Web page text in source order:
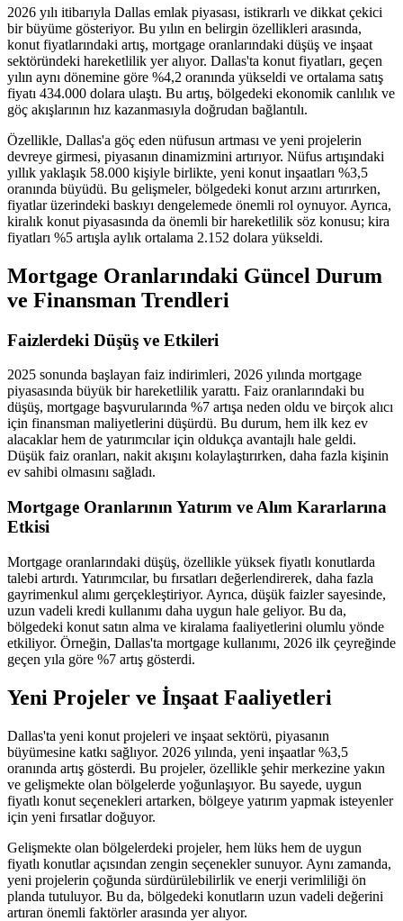
2026 yılı itibarıyla Dallas emlak piyasası, istikrarlı ve dikkat çekici
bir büyüme gösteriyor. Bu yılın en belirgin özellikleri arasında,
konut fiyatlarındaki artış, mortgage oranlarındaki düşüş ve inşaat
sektöründeki hareketlilik yer alıyor. Dallas'ta konut fiyatları, geçen
yılın aynı dönemine göre %4,2 oranında yükseldi ve ortalama satış
fiyatı 434.000 dolara ulaştı. Bu artış, bölgedeki ekonomik canlılık ve
göç akışlarının hız kazanmasıyla doğrudan bağlantılı.
Özellikle, Dallas'a göç eden nüfusun artması ve yeni projelerin
devreye girmesi, piyasanın dinamizmini artırıyor. Nüfus artışındaki
yıllık yaklaşık 58.000 kişiyle birlikte, yeni konut inşaatları %3,5
oranında büyüdü. Bu gelişmeler, bölgedeki konut arzını artırırken,
fiyatlar üzerindeki baskıyı dengelemede önemli rol oynuyor. Ayrıca,
kiralık konut piyasasında da önemli bir hareketlilik söz konusu; kira
fiyatları %5 artışla aylık ortalama 2.152 dolara yükseldi.
Mortgage Oranlarındaki Güncel Durum
ve Finansman Trendleri
Faizlerdeki Düşüş ve Etkileri
2025 sonunda başlayan faiz indirimleri, 2026 yılında mortgage
piyasasında büyük bir hareketlilik yarattı. Faiz oranlarındaki bu
düşüş, mortgage başvurularında %7 artışa neden oldu ve birçok alıcı
için finansman maliyetlerini düşürdü. Bu durum, hem ilk kez ev
alacaklar hem de yatırımcılar için oldukça avantajlı hale geldi.
Düşük faiz oranları, nakit akışını kolaylaştırırken, daha fazla kişinin
ev sahibi olmasını sağladı.
Mortgage Oranlarının Yatırım ve Alım Kararlarına
Etkisi
Mortgage oranlarındaki düşüş, özellikle yüksek fiyatlı konutlarda
talebi artırdı. Yatırımcılar, bu fırsatları değerlendirerek, daha fazla
gayrimenkul alımı gerçekleştiriyor. Ayrıca, düşük faizler sayesinde,
uzun vadeli kredi kullanımı daha uygun hale geliyor. Bu da,
bölgedeki konut satın alma ve kiralama faaliyetlerini olumlu yönde
etkiliyor. Örneğin, Dallas'ta mortgage kullanımı, 2026 ilk çeyreğinde
geçen yıla göre %7 artış gösterdi.
Yeni Projeler ve İnşaat Faaliyetleri
Dallas'ta yeni konut projeleri ve inşaat sektörü, piyasanın
büyümesine katkı sağlıyor. 2026 yılında, yeni inşaatlar %3,5
oranında artış gösterdi. Bu projeler, özellikle şehir merkezine yakın
ve gelişmekte olan bölgelerde yoğunlaşıyor. Bu sayede, uygun
fiyatlı konut seçenekleri artarken, bölgeye yatırım yapmak isteyenler
için yeni fırsatlar doğuyor.
Gelişmekte olan bölgelerdeki projeler, hem lüks hem de uygun
fiyatlı konutlar açısından zengin seçenekler sunuyor. Aynı zamanda,
yeni projelerin çoğunda sürdürülebilirlik ve enerji verimliliği ön
planda tutuluyor. Bu da, bölgedeki konutların uzun vadeli değerini
artıran önemli faktörler arasında yer alıyor.